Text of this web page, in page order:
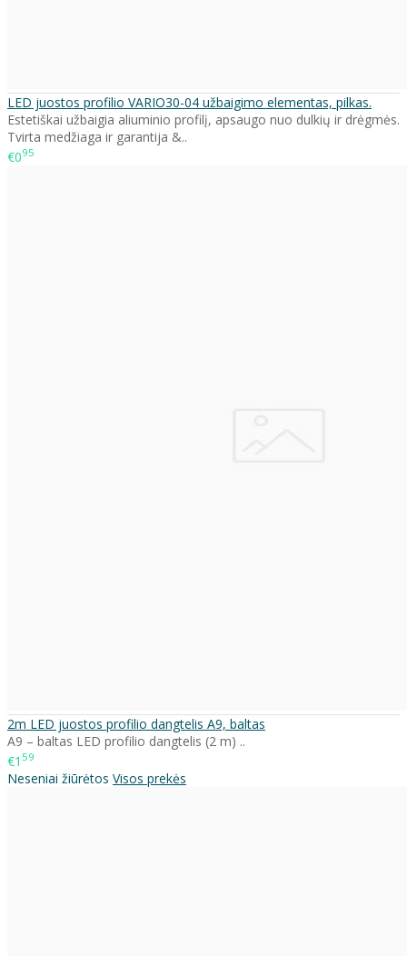
LED juostos profilio VARIO30-04 užbaigimo elementas, pilkas.
Estetiškai užbaigia aliuminio profilį, apsaugo nuo dulkių ir drėgmės.
Tvirta medžiaga ir garantija &..
€095
2m LED juostos profilio dangtelis A9, baltas
A9 – baltas LED profilio dangtelis (2 m) ..
€1 59
Neseniai žiūrėtos Visos prekės